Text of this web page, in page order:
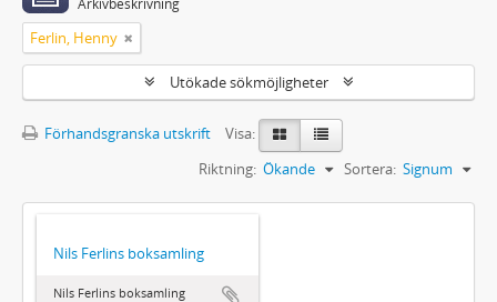
Arkivbeskrivning
Ferlin, Henny
Utökade sökmöjligheter
Förhandsgranska utskrift
Visa:
Sortera: Signum
Riktning: Ökande
Nils Ferlins boksamling
Nils Ferlins boksamling